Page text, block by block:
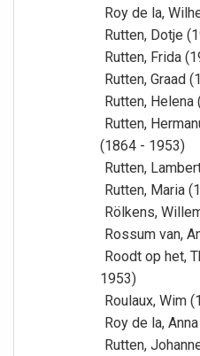
Roy de la,
Rutten, Dotje
Rutten, Frida
Rutten, Graad
Rutten,
Rutten,
(1864 - 1953)
Rutten,
Rutten, Maria
Rölkens,
Rossum van,
Roodt op het,
1953)
Roulaux, Wim
Roy de la,
Rutten,